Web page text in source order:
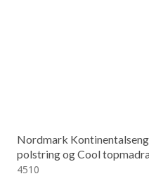
Nordmark
polstring og Cool
4510